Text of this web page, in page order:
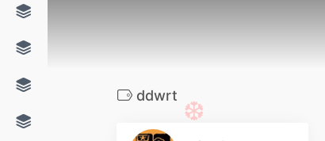
ddwrt